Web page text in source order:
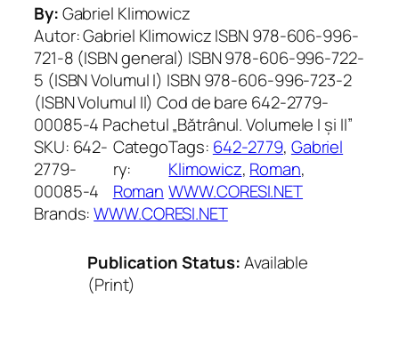
By:Gabriel Klimowicz
Autor: Gabriel Klimowicz ISBN 978-606-996-
721-8 (ISBN general) ISBN 978-606-996-722-
5 (ISBN Volumul I) ISBN 978-606-996-723-2
(ISBN Volumul II) Cod de bare 642-2779-
00085-4 Pachetul „Bătrânul. Volumele I și II”
SKU: 642-
2779-
00085-4
Catego
ry:
Roman
Tags: 642-2779, Gabriel
Klimowicz, Roman
WWW.CORESI.NET
Brands:WWW.CORESI.NET
Publication Status:Available
(Print)